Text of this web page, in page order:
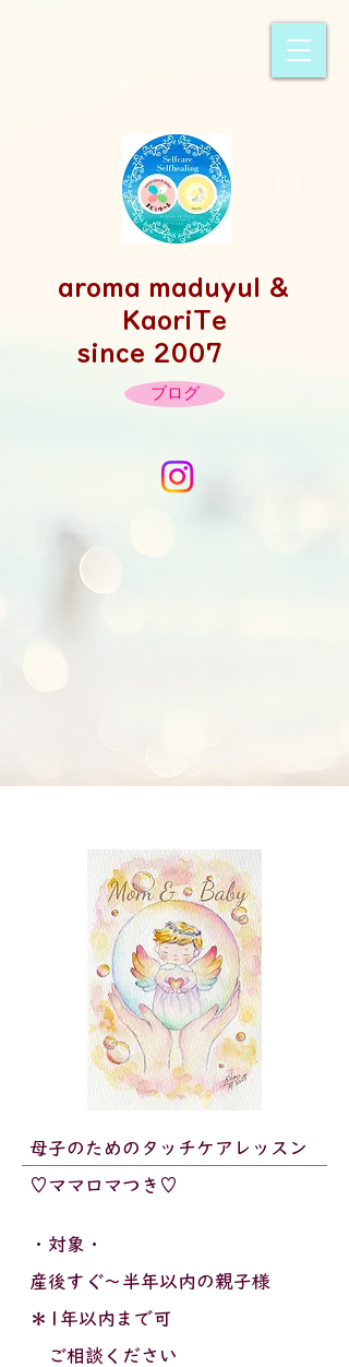
​aroma maduyul &
KaoriTe
since 2007
ブログ
母子のための タッチケアレッスン
♡ママロマつき♡
・対象・
産後すぐ～半年以内の親子様
＊1年以内まで可
ご相談ください